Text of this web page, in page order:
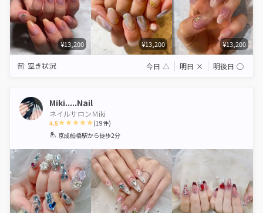
¥13,200 ¥13,200 ¥13,200
空き状況 今日 △ 明日 × 明後日 ◯
Miki.....Nail
ネイルサロンＭiki
4.5
1 2 3 4 5
(19件)
京成船橋駅から徒歩2分